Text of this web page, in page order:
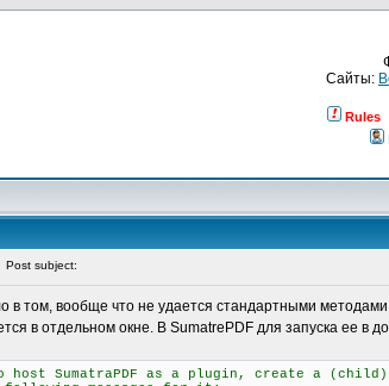
Сайты:
Rules
Post subject:
в том, вообще что не удается стандартными
в отдельном окне. В SumatrePDF для запуска ее
SumatraPDF as a plugin, create a (child)